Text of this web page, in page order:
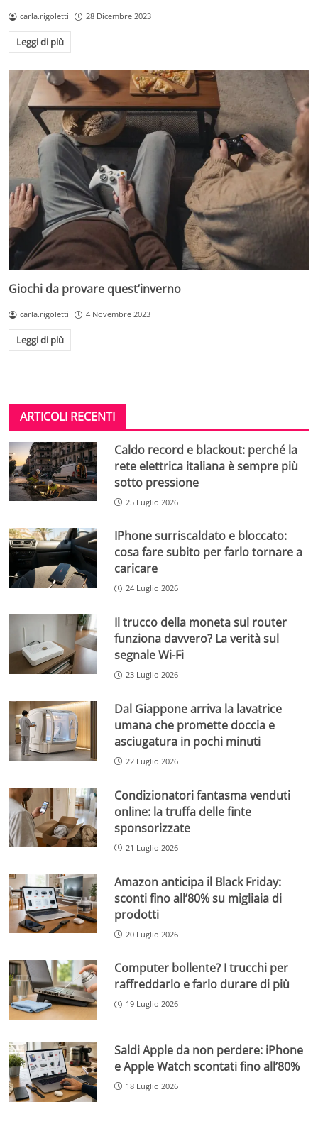
carla.rigoletti 28 Dicembre 2023
Leggi di più
Giochi da provare quest’inverno
carla.rigoletti 4 Novembre 2023
Leggi di più
ARTICOLI RECENTI
Caldo record e blackout: perché la
rete elettrica italiana è sempre più
sotto pressione
25 Luglio 2026
IPhone surriscaldato e bloccato:
cosa fare subito per farlo tornare a
caricare
24 Luglio 2026
Il trucco della moneta sul router
funziona davvero? La verità sul
segnale Wi-Fi
23 Luglio 2026
Dal Giappone arriva la lavatrice
umana che promette doccia e
asciugatura in pochi minuti
22 Luglio 2026
Condizionatori fantasma venduti
online: la truffa delle finte
sponsorizzate
21 Luglio 2026
Amazon anticipa il Black Friday:
sconti fino all’80% su migliaia di
prodotti
20 Luglio 2026
Computer bollente? I trucchi per
raffreddarlo e farlo durare di più
19 Luglio 2026
Saldi Apple da non perdere: iPhone
e Apple Watch scontati fino all’80%
18 Luglio 2026